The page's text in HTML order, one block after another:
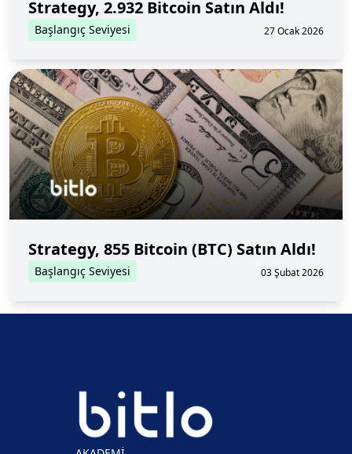
Strategy, 2.932 Bitcoin Satın Aldı!
Başlangıç Seviyesi 27 Ocak 2026
Strategy, 855 Bitcoin (BTC) Satın Aldı!
Başlangıç Seviyesi 03 Şubat 2026